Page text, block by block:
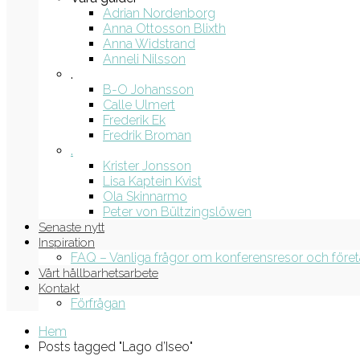
Adrian Nordenborg
Anna Ottosson Blixth
Anna Widstrand
Anneli Nilsson
.
B-O Johansson
Calle Ulmert
Frederik Ek
Fredrik Broman
.
Krister Jonsson
Lisa Kaptein Kvist
Ola Skinnarmo
Peter von Bültzingslöwen
Senaste nytt
Inspiration
FAQ – Vanliga frågor om konferensresor och
Vårt hållbarhetsarbete
Kontakt
Förfrågan
Hem
Posts tagged "Lago d’Iseo"